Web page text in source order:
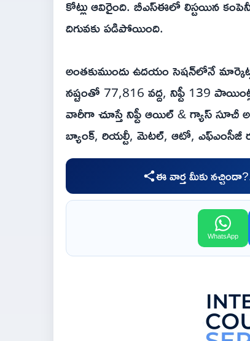
కోట్లు ఆవిరైంది. బీఎస్ఈలో లిస్టయిన
దిగువకు పడిపోయింది.
అంతకుముందు ఉదయం సెషన్‌లోనే
నష్టంతో 77,816 వద్ద, నిఫ్టీ 139
వారీగా చూస్తే నిఫ్టీ ఆయిల్ & గ్యాస్
బ్యాంక్, రియల్టీ, మెటల్, ఆటో,
ఈ వార్త మీకు
WhatsApp